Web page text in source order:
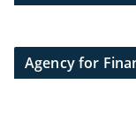
Agency for